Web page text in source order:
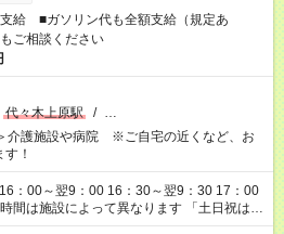
給 ■ガソリン代も全額支給（規定あ
ご相談ください
代々木上原駅 / …
介護施設や病院 ※ご自宅の近くなど、お
！
：00～翌9：00 16：30～翌9：30 17：00
設によって異なります 「土日祝は休
稼ぎたい」 「もう少し遅い時間から始めた